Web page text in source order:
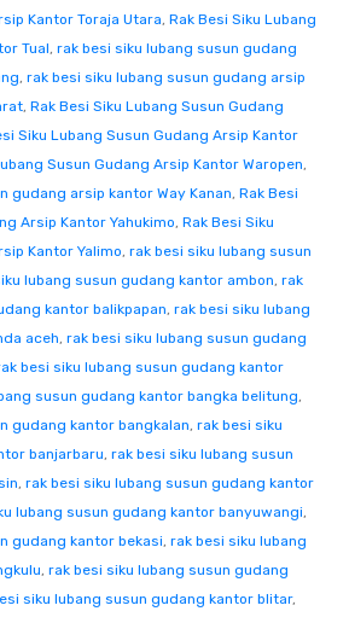
Kantor Toraja Utara, Rak Besi Siku Lubang
Tual, rak besi siku lubang susun gudang
, rak besi siku lubang susun gudang arsip
, Rak Besi Siku Lubang Susun Gudang
Siku Lubang Susun Gudang Arsip Kantor
Susun Gudang Arsip Kantor Waropen,
gudang arsip kantor Way Kanan, Rak Besi
Arsip Kantor Yahukimo, Rak Besi Siku
Kantor Yalimo, rak besi siku lubang susun
lubang susun gudang kantor ambon, rak
kantor balikpapan, rak besi siku lubang
aceh, rak besi siku lubang susun gudang
besi siku lubang susun gudang kantor
susun gudang kantor bangka belitung,
gudang kantor bangkalan, rak besi siku
banjarbaru, rak besi siku lubang susun
, rak besi siku lubang susun gudang kantor
lubang susun gudang kantor banyuwangi,
gudang kantor bekasi, rak besi siku lubang
, rak besi siku lubang susun gudang
siku lubang susun gudang kantor blitar,